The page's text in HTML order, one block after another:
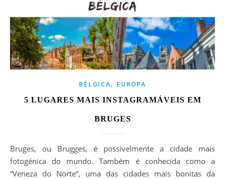
BÉLGICA, EUROPA
5 LUGARES MAIS INSTAGRAMÁVEIS EM
BRUGES
Bruges, ou Brugges, é possivelmente a cidade mais
fotogénica do mundo. Também é conhecida como a
“Veneza do Norte“, uma das cidades mais bonitas da